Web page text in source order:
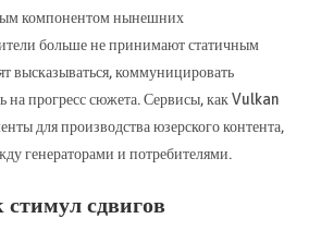
компонентом нынешних
больше не принимают статичным
высказываться, коммуницировать
на прогресс сюжета. Сервисы, как Vulkan
для производства юзерского контента,
генераторами и потребителями.
стимул сдвигов